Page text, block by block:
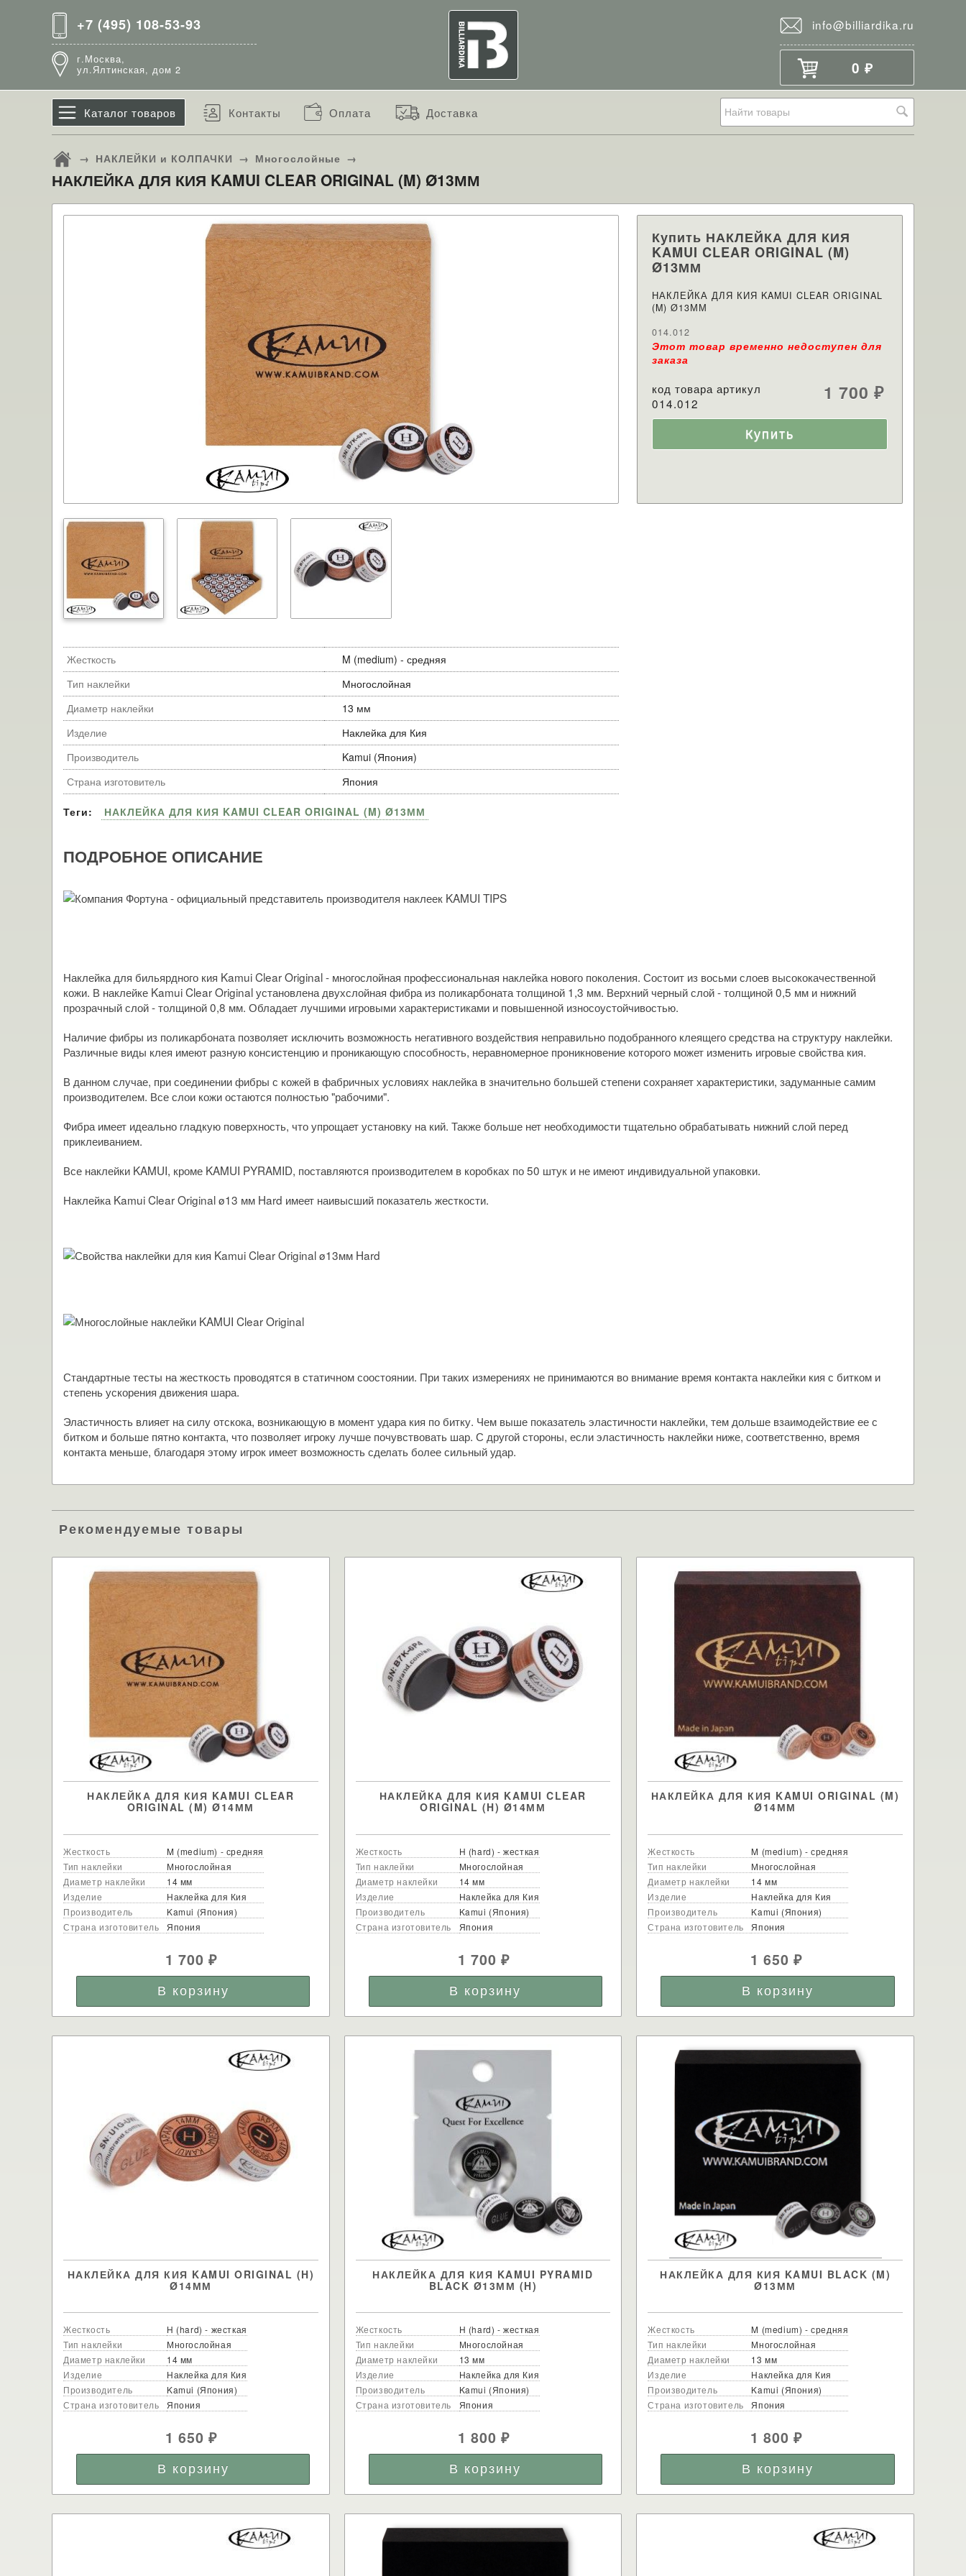
+7 (495) 108-53-93
г.Москва,
ул.Ялтинская, дом 2
info@billiardika.ru
0 ₽
Каталог товаров Контакты Оплата Доставка
→ НАКЛЕЙКИ и КОЛПАЧКИ → Многослойные →
НАКЛЕЙКА ДЛЯ КИЯ KAMUI CLEAR ORIGINAL (M) Ø13ММ
Купить НАКЛЕЙКА ДЛЯ КИЯ
KAMUI CLEAR ORIGINAL (M)
Ø13ММ
НАКЛЕЙКА ДЛЯ КИЯ KAMUI CLEAR ORIGINAL
(M) Ø13ММ
014.012
Этот товар временно недоступен для
заказа
код товара артикул
014.012
1 700 ₽
Жесткость
M (medium) - средняя
Тип наклейки
Многослойная
Диаметр наклейки
13 мм
Изделие
Наклейка для Кия
Производитель
Kamui (Япония)
Страна изготовитель
Япония
Теги: НАКЛЕЙКА ДЛЯ КИЯ KAMUI CLEAR ORIGINAL (M) Ø13ММ
ПОДРОБНОЕ ОПИСАНИЕ
Наклейка для бильярдного кия Kamui Clear Original - многослойная профессиональная наклейка нового поколения. Состоит из восьми слоев высококачественной
кожи. В наклейке Kamui Clear Original установлена двухслойная фибра из поликарбоната толщиной 1,3 мм. Верхний черный слой - толщиной 0,5 мм и нижний
прозрачный слой - толщиной 0,8 мм. Обладает лучшими игровыми характеристиками и повышенной износоустойчивостью.
Наличие фибры из поликарбоната позволяет исключить возможность негативного воздействия неправильно подобранного клеящего средства на структуру наклейки.
Различные виды клея имеют разную консистенцию и проникающую способность, неравномерное проникновение которого может изменить игровые свойства кия.
В данном случае, при соединении фибры с кожей в фабричных условиях наклейка в значительно большей степени сохраняет характеристики, задуманные самим
производителем. Все слои кожи остаются полностью "рабочими".
Фибра имеет идеально гладкую поверхность, что упрощает установку на кий. Также больше нет необходимости тщательно обрабатывать нижний слой перед
приклеиванием.
Все наклейки KAMUI, кроме KAMUI PYRAMID, поставляются производителем в коробках по 50 штук и не имеют индивидуальной упаковки.
Наклейка Kamui Clear Original ø13 мм Hard имеет наивысший показатель жесткости.
Стандартные тесты на жесткость проводятся в статичном соостоянии. При таких измерениях не принимаются во внимание время контакта наклейки кия с битком и
степень ускорения движения шара.
Эластичность влияет на силу отскока, возникающую в момент удара кия по битку. Чем выше показатель эластичности наклейки, тем дольше взаимодействие ее с
битком и больше пятно контакта, что позволяет игроку лучше почувствовать шар. С другой стороны, если эластичность наклейки ниже, соответственно, время
контакта меньше, благодаря этому игрок имеет возможность сделать более сильный удар.
Рекомендуемые товары
НАКЛЕЙКА ДЛЯ КИЯ KAMUI CLEAR
ORIGINAL (M) Ø14ММ
Жесткость
M (medium) - средняя
Тип наклейки
Многослойная
Диаметр наклейки
14 мм
Изделие
Наклейка для Кия
Производитель
Kamui (Япония)
Страна изготовитель
Япония
1 700₽
НАКЛЕЙКА ДЛЯ КИЯ KAMUI CLEAR
ORIGINAL (H) Ø14ММ
Жесткость
H (hard) - жесткая
Тип наклейки
Многослойная
Диаметр наклейки
14 мм
Изделие
Наклейка для Кия
Производитель
Kamui (Япония)
Страна изготовитель
Япония
1 700 ₽
НАКЛЕЙКА ДЛЯ КИЯ KAMUI ORIGINAL (M)
Ø14ММ
Жесткость
M (medium) - средняя
Тип наклейки
Многослойная
Диаметр наклейки
14 мм
Изделие
Наклейка для Кия
Производитель
Kamui (Япония)
Страна изготовитель
Япония
1 650 ₽
НАКЛЕЙКА ДЛЯ КИЯ KAMUI ORIGINAL (H)
Ø14ММ
Жесткость
H (hard) - жесткая
Тип наклейки
Многослойная
Диаметр наклейки
14 мм
Изделие
Наклейка для Кия
Производитель
Kamui (Япония)
Страна изготовитель
Япония
1 650₽
НАКЛЕЙКА ДЛЯ КИЯ KAMUI PYRAMID
BLACK Ø13ММ (H)
Жесткость
H (hard) - жесткая
Тип наклейки
Многослойная
Диаметр наклейки
13 мм
Изделие
Наклейка для Кия
Производитель
Kamui (Япония)
Страна изготовитель
Япония
1 800 ₽
НАКЛЕЙКА ДЛЯ КИЯ KAMUI BLACK (M)
Ø13ММ
Жесткость
M (medium) - средняя
Тип наклейки
Многослойная
Диаметр наклейки
13 мм
Изделие
Наклейка для Кия
Производитель
Kamui (Япония)
Страна изготовитель
Япония
1 800 ₽